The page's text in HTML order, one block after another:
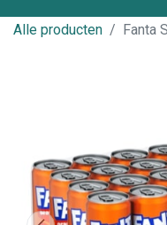
Alle producten Fanta